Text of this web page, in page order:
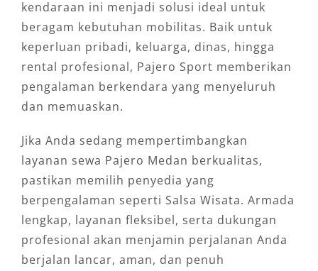
kendaraan ini menjadi solusi ideal untuk
beragam kebutuhan mobilitas. Baik untuk
keperluan pribadi, keluarga, dinas, hingga
rental profesional, Pajero Sport memberikan
pengalaman berkendara yang menyeluruh
dan memuaskan.
Jika Anda sedang mempertimbangkan
layanan sewa Pajero Medan berkualitas,
pastikan memilih penyedia yang
berpengalaman seperti Salsa Wisata. Armada
lengkap, layanan fleksibel, serta dukungan
profesional akan menjamin perjalanan Anda
berjalan lancar, aman, dan penuh